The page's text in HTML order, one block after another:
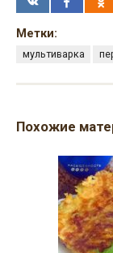
Метки:
мультиварка
Похожие